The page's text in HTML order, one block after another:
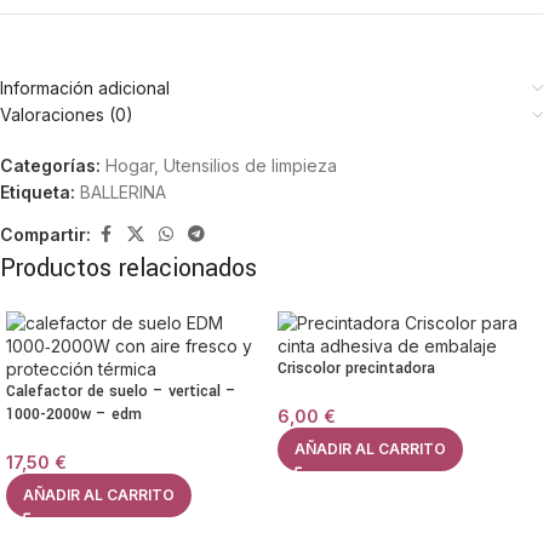
Información adicional
Valoraciones (0)
Categorías: Hogar, Utensilios de limpieza
Etiqueta: BALLERINA
Compartir:
Productos relacionados
Calefactor de suelo – vertical –
1000-2000w – edm
17,50 €
AÑADIR AL CARRITO
Criscolor precintadora
6,00 €
AÑADIR AL CARRITO